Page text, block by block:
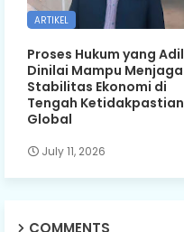
ARTIKEL
Proses Hukum yang Adil
Dinilai Mampu Menjaga
Stabilitas Ekonomi di
Tengah Ketidakpastian
Global
July 11, 2026
COMMENTS